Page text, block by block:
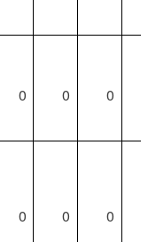
0 0 0
0 0 0